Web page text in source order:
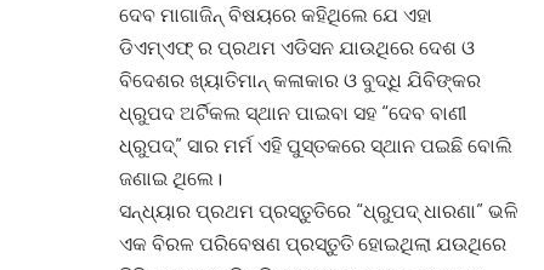
ଦେବ ମାଗାଜିନ୍ ବିଷୟରେ କହିଥିଲେ ଯେ ଏହା
ଡିଏମ୍ଏଫ୍ ର ପ୍ରଥମ ଏଡିସନ ଯାଉଥିରେ ଦେଶ ଓ
ବିଦେଶର ଖ୍ୟାତିମାନ୍ କଳାକାର ଓ ବୁଦ୍ଧି ଯିବିଙ୍କର
ଧ୍ରୁପଦ ଅର୍ଟିକଲ ସ୍ଥାନ ପାଇବା ସହ “ଦେବ ବାଣୀ
ଧ୍ରୁପଦ୍” ସାର ମର୍ମ ଏହି ପୁସ୍ତକରେ ସ୍ଥାନ ପଇଛି ବୋଲି
ଜଣାଇ ଥିଲେ।
ସନ୍ଧ୍ୟାର ପ୍ରଥମ ପ୍ରସ୍ତୁତିରେ “ଧ୍ରୁପଦ୍ ଧାରଣା” ଭଳି
ଏକ ବିରଳ ପରିବେଷଣ ପ୍ରସ୍ତୁତି ହୋଇଥିଲା ଯଉଥିରେ